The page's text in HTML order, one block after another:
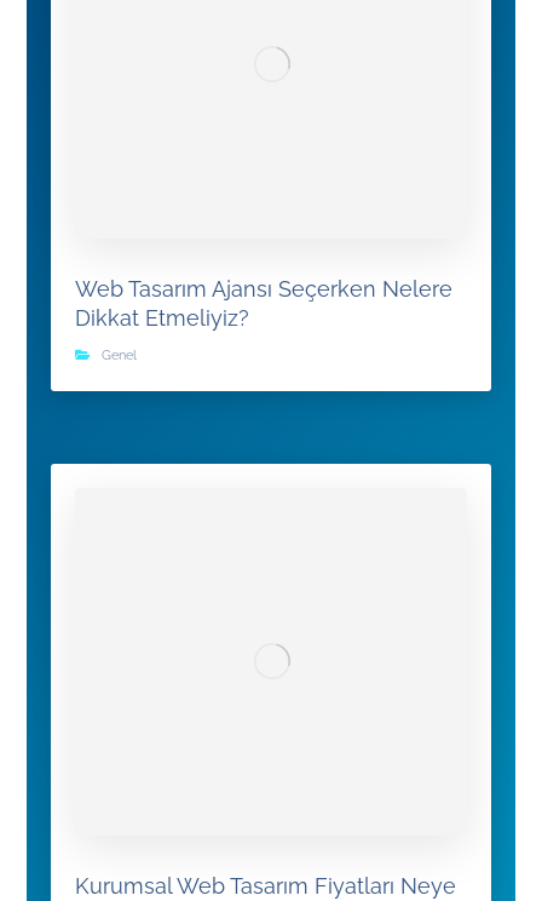
Web Tasarım Ajansı Seçerken Nelere
Dikkat Etmeliyiz?
Genel
Kurumsal Web Tasarım Fiyatları Neye